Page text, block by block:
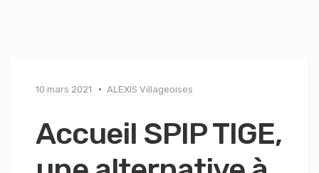
10 mars 2021 ALEXIS Villageoises
Accueil SPIP TIGE,